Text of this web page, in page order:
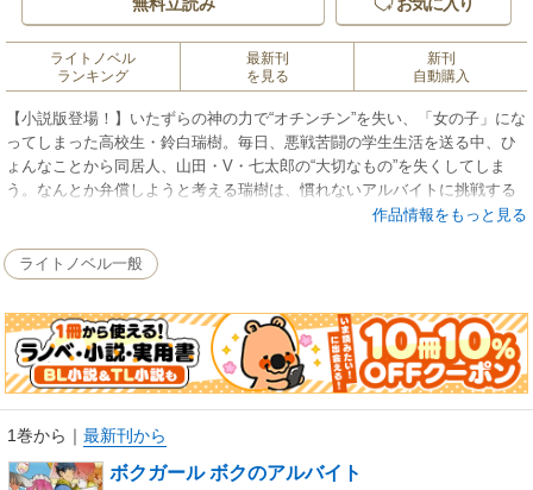
ライトノベル
ランキング
最新刊
を見る
新刊
自動購入
【小説版登場！】いたずらの神の力で“オチンチン”を失い、「女の子」にな
ってしまった高校生・鈴白瑞樹。毎日、悪戦苦闘の学生生活を送る中、ひ
ょんなことから同居人、山田・V・七太郎の“大切なもの”を失くしてしま
う。なんとか弁償しようと考える瑞樹は、慣れないアルバイトに挑戦する
が…!? 異常恋愛警報！ 全方位系TSF物語、“はじめて”の小説化!!
作品情報をもっと見る
ライトノベル一般
1巻から ｜ 最新刊から
ボクガール ボクのアルバイト